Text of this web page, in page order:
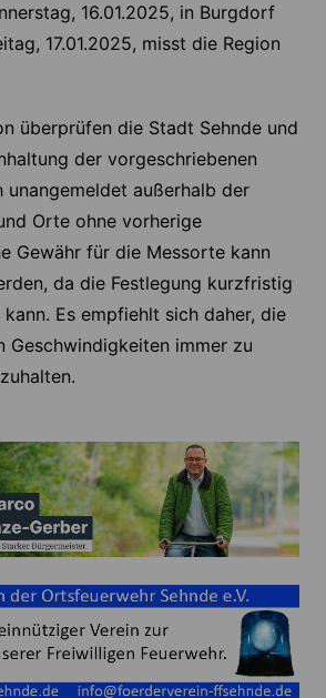
16.01.2025, in Burgdorf
17.01.2025, misst die Region
überprüfen die Stadt Sehnde und
der vorgeschriebenen
unangemeldet außerhalb der
Orte ohne vorherige
Gewähr für die Messorte kann
da die Festlegung kurzfristig
Es empfiehlt sich daher, die
Geschwindigkeiten immer zu